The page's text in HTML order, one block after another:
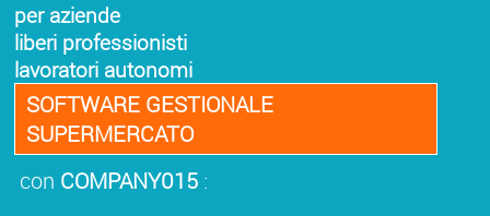
per aziende
liberi professionisti
lavoratori autonomi
SOFTWARE GESTIONALE
SUPERMERCATO
con COMPANY015 :